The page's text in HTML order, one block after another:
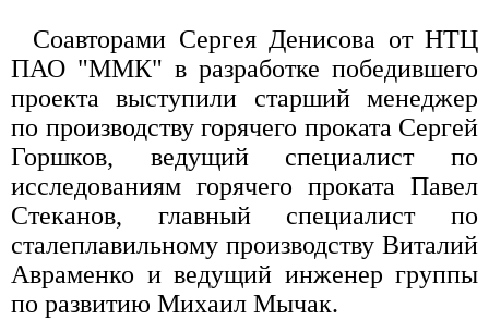
Соавторами Сергея Денисова от НТЦ
ПАО "ММК" в разработке победившего
проекта выступили старший менеджер
по производству горячего проката Сергей
Горшков, ведущий специалист по
исследованиям горячего проката Павел
Стеканов, главный специалист по
сталеплавильному производству Виталий
Авраменко и ведущий инженер группы
по развитию Михаил Мычак.